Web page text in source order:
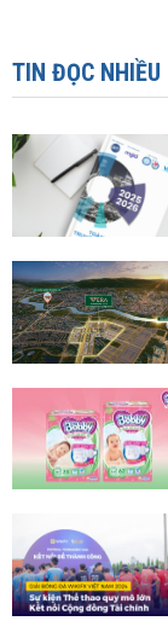
TIN ĐỌC NHIỀU